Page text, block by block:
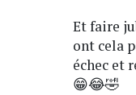
Et faire
ont cela
échec et
😁😂🤣